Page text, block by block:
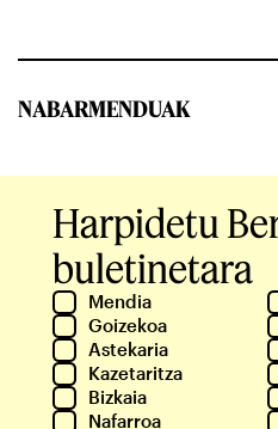
NABARMENDUAK
Harpidetu
buletinetara
Mendia
Goizekoa
Astekaria
Kazetaritza
Bizkaia
Nafarroa